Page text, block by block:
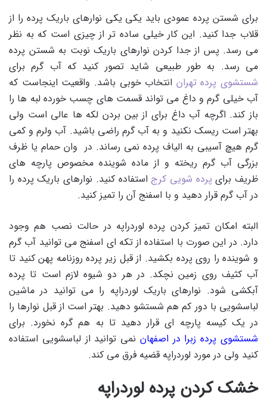
برای شستن پرده عمودی باید یکی یکی نوارهای باریک پرده را از
قلاب جدا کنید. این کار خیلی ساده تر از چیزی است که به نظر
می رسد. پس از جدا کردن نوارهای باریک نوبت به شستن پرده
می رسد. به طور طبیعی شاید تصور کنید که آب گرم برای
شستشوی پرده تهران انتخاب خوبی باشد. واقعیت اینجاست که
آب خیلی گرم و داغ می تواند قسمت های چسب خورده لبه ها را
باز کند. اگرچه آب داغ برای از بین بردن لکه ها عالی است ولی
بهتر است ریسک نکنید و به آب گرم راضی باشید. آب ولرم و کمی
گرم هیچ آسیبی به الیاف پرده نمی رساند. در وان حمام یا ظرف
بزرگی آب گرم ریخته و از ماده شوینده مخصوص پارچه های
ظریف برایپرده شویی کرجاستفاده کنید. نوارهای باریک پرده را
در آب گرم قرار دهید و با اسفنج آن را تمیز کنید.
البته امکان تمیز کردن پرده لوردراپه در حالت نصب هم وجود
دارد. در این صورت با استفاده از تکه ای اسفنج می توانید آب گرم
و شوینده را روی پرده بکشید. از قبل زیر پرده روزنامه پهن کنید تا
آب کثیف روی زمین نچکد. در هر دو شیوه لازم است تا پرده
آبکشی شود. نوارهای باریک لوردراپه را می توانید در ماشین
لباسشویی با دور کم هم شستشو دهید. بهتر است از قبل نوارها را
در یک کیسه پارچه ای قرار دهید تا به هم گره نخورد. برای
شستشوی پرده زبرا در اصفهان نمی توانید از لباسشویی استفاده
کنید ولی در مورد لوردراپه قضیه فرق می کند.
خشک کردن پرده لوردراپه